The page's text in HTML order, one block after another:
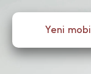
Menü
Yeni